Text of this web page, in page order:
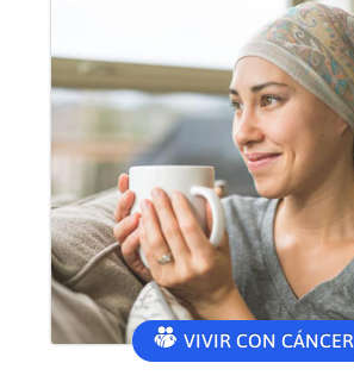
VIVIR CON CÁNCER